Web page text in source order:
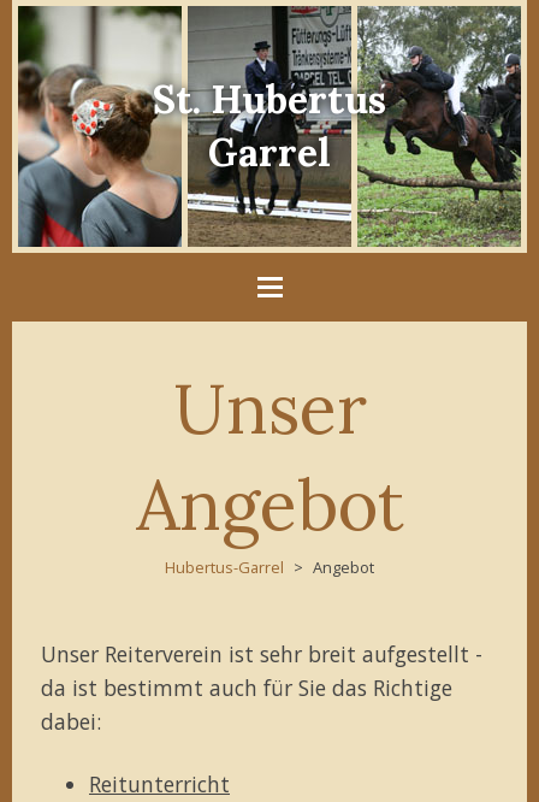
St. Hubertus
Garrel
Unser
Angebot
Hubertus-Garrel Angebot
Unser Reiterverein ist sehr breit aufgestellt -
da ist bestimmt auch für Sie das Richtige
dabei:
Reitunterricht